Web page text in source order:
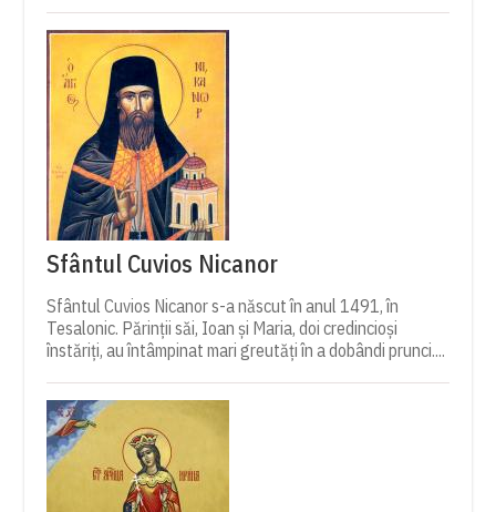
Sfântul Cuvios Nicanor
Sfântul Cuvios Nicanor s-a născut în anul 1491, în
Tesalonic. Părinții săi, Ioan și Maria, doi credincioși
înstăriți, au întâmpinat mari greutăți în a dobândi prunci....